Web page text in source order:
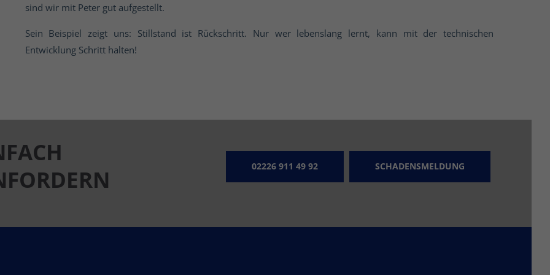
sind wir mit Peter gut aufgestellt.
Sein Beispiel zeigt uns: Stillstand ist Rückschritt. Nur wer lebenslang lernt, kann mit der technischen
Entwicklung Schritt halten!
02226 911 49 92 SCHADENSMELDUNG
Montag - Freitag
Aktuelle Informationen, Wissenswertes
Ihren Besuch!